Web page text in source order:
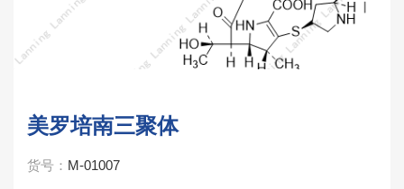
美罗培南三聚体
货号： M-01007